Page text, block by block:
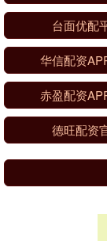
台面优配
华信配资
赤盈配资
德旺配资